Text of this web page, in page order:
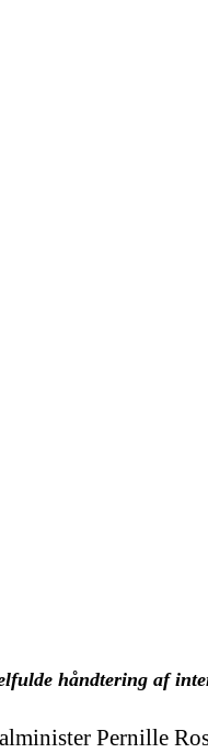
håndtering af
Pernille